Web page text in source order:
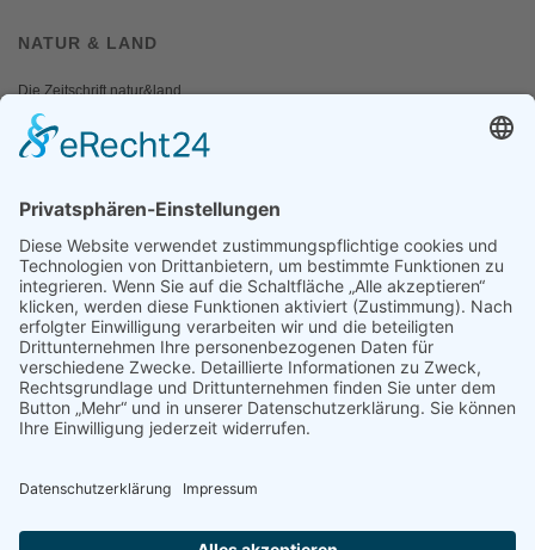
NATUR & LAND
Die Zeitschrift natur&land
Archiv
Mediadaten
Fotos und Logos
Presseaussendungen
Presse
Presseinformationen abonnieren
ÜBER UNS
Naturschutzbund
Naturschutzjugend